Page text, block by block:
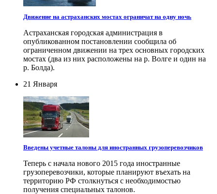
Движение на астраханских мостах ограничат на одну ночь
Астраханская городская администрация в
опубликованном постановлении сообщила об
ограниченном движении на трех основных городских
мостах (два из них расположены на р. Волге и один на
р. Болда).
21 Января
Введены учетные талоны для иностранных грузоперевозчиков
Теперь с начала нового 2015 года иностранные
грузоперевозчики, которые планируют въехать на
территорию РФ столкнуться с необходимостью
получения специальных талонов.